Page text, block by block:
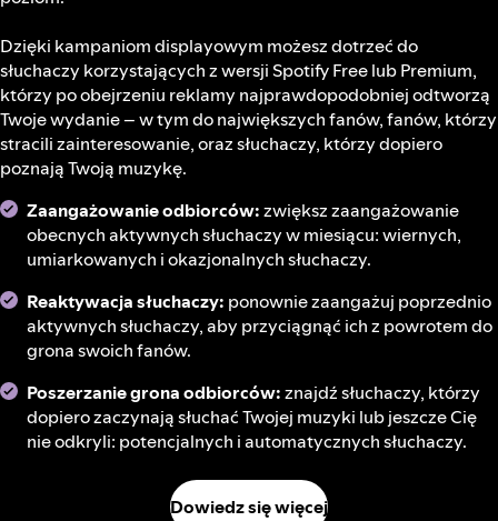
Dzięki kampaniom displayowym możesz dotrzeć do
słuchaczy korzystających z wersji Spotify Free lub Premium,
którzy po obejrzeniu reklamy najprawdopodobniej odtworzą
Twoje wydanie – w tym do największych fanów, fanów, którzy
stracili zainteresowanie, oraz słuchaczy, którzy dopiero
poznają Twoją muzykę.
Zaangażowanie odbiorców:zwiększ zaangażowanie
obecnych aktywnych słuchaczy w miesiącu: wiernych,
umiarkowanych i okazjonalnych słuchaczy.
Reaktywacja słuchaczy: ponownie zaangażuj poprzednio
aktywnych słuchaczy, aby przyciągnąć ich z powrotem do
grona swoich fanów.
Poszerzanie grona odbiorców:znajdź słuchaczy, którzy
dopiero zaczynają słuchać Twojej muzyki lub jeszcze Cię
nie odkryli: potencjalnych i automatycznych słuchaczy.
Dowiedz się więcej